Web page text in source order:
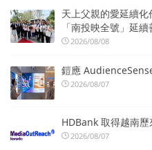
天上父親的愛延續
「南投映全號」延
2026/08/08
鎧應
2026/08/07
HDBank 取得越南
2026/08/07